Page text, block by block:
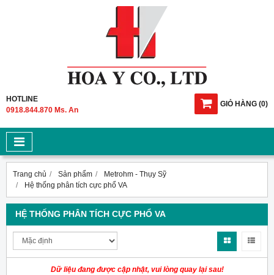
GIỎ HÀNG (0)
HOTLINE
0918.844.870 Ms. An
Trang chủ Sản phẩm
Metrohm - Thụy Sỹ
Hệ thống phân tích cực phổ VA
HỆ THỐNG PHÂN TÍCH CỰC PHỔ VA
Dữ liệu đang được cập nhật, vui lòng quay lại sau!